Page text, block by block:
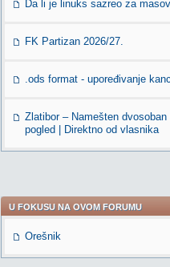
Da li je linuks sazreo za
FK Partizan 2026/27.
.ods format - upoređivanje
Zlatibor – Namešten
pogled | Direktno od vlasnika
U FOKUSU NA OVOM FORUMU
Orešnik